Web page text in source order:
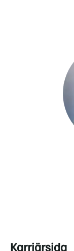
Karriärsida